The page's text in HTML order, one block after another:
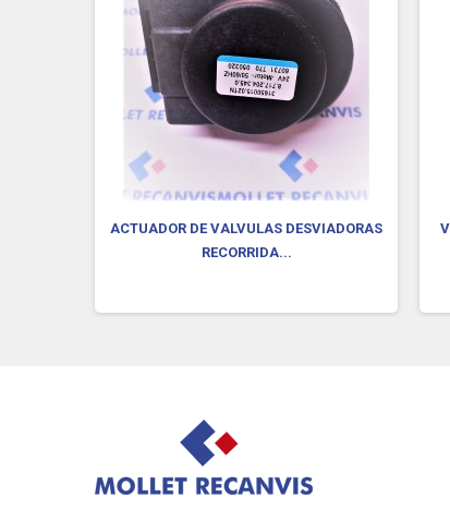
ACTUADOR DE VALVULAS DESVIADORAS
RECORRIDA...